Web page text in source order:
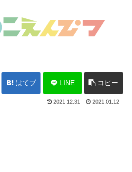
はてブ LINE コピー
2021.12.31 2021.01.12